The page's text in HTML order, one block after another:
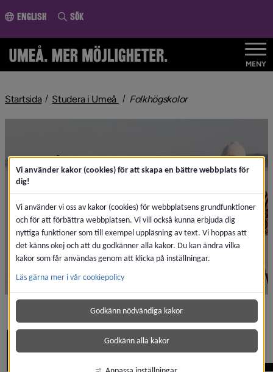
innehållet
English Sök
MENY
Startsida Studera i Umeå nivå i brödsmulenavigeringen
Folkhögskolornivå i
Vi använder kakor (cookies) för att skapa en bättre webbplats för
dig!
Vi använder vi oss av kakor (cookies) för webbplatsens grundfunktioner
och för att förbättra webbplatsen. Vi vill också kunna erbjuda dig
nyttiga funktioner som till exempel uppläsning av text. Vi hoppas att
det känns okej och att du godkänner alla kakor. Du kan ändra vilka
kakor som får användas genom att klicka på inställningar.
Läs gärna mer i vår cookiepolicy
Godkänn nödvändiga kakor
Godkänn alla kakor